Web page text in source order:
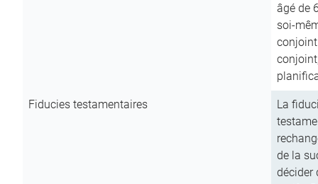
âgé de
soi-
Fiducies testamentaires
La
de la
décider